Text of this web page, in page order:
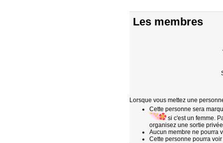
Les membres
Lorsque vous mettez une
Cette personne sera
si c'est un femme.
organisez une sortie
Aucun membre ne pourra
Cette personne pourra